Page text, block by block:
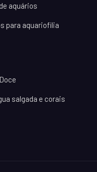
aquários
para aquariofilia
salgada e corais